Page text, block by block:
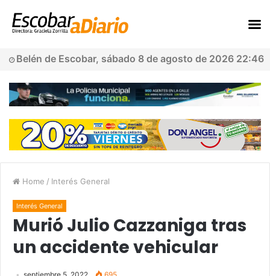
Belén de Escobar, sábado 8 de agosto de 2026 22:46
Home / Interés General
Interés General
Murió Julio Cazzaniga tras
un accidente vehicular